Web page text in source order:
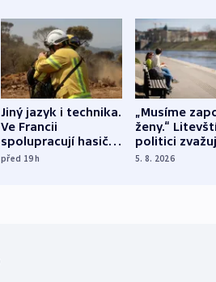
Jiný jazyk i technika.
Ve Francii
spolupracují hasiči z
různých zemí
před 19h
„Musíme
ženy.“
politici
dohodu o
5. 8. 2026